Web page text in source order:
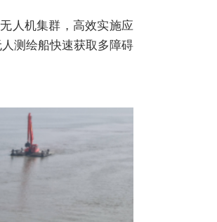
人机集群，高效实施应
测绘船快速获取多障碍